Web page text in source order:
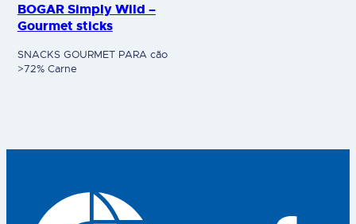
BOGAR Simply Wild –
Gourmet sticks
SNACKS GOURMET PARA cão
>72% Carne